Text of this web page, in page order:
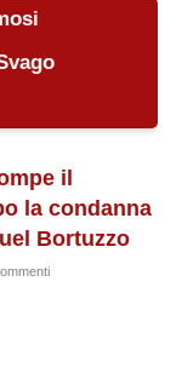
il
la condanna
Bortuzzo